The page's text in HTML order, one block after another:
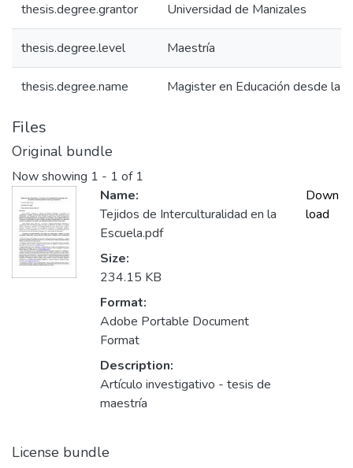
thesis.degree.grantor Universidad de Manizales
thesis.degree.level Maestría
thesis.degree.name Magister en Educación desde la
Files
Original bundle
Now showing 1 - 1 of 1
Name:
Tejidos de Interculturalidad en la
Escuela.pdf
Size:
234.15 KB
Format:
Adobe Portable Document
Format
Description:
Artículo investigativo - tesis de
maestría
Down
load
License bundle